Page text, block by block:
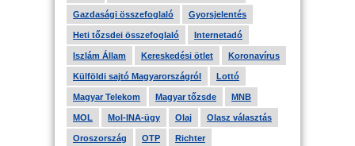
Gazdasági összefoglaló Gyorsjelentés
Heti tőzsdei összefoglaló Internetadó
Iszlám Állam Kereskedési ötlet Koronavírus
Külföldi sajtó Magyarországról Lottó
Magyar Telekom Magyar tőzsde MNB
MOL Mol-INA-ügy Olaj Olasz választás
Oroszország OTP Richter